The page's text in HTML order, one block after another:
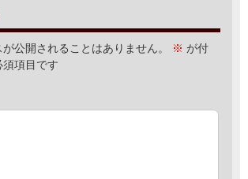
公開されることはありません。 ※ が付
須項目です